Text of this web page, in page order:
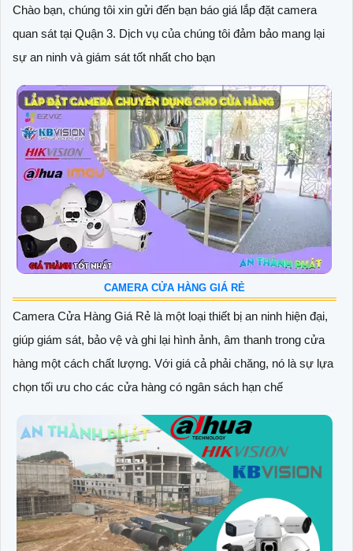
Chào bạn, chúng tôi xin gửi đến bạn báo giá lắp đặt camera
quan sát tại Quận 3. Dịch vụ của chúng tôi đảm bảo mang lại
sự an ninh và giám sát tốt nhất cho bạn
CAMERA CỬA HÀNG GIÁ RẺ
Camera Cửa Hàng Giá Rẻ là một loại thiết bị an ninh hiện đại,
giúp giám sát, bảo vệ và ghi lại hình ảnh, âm thanh trong cửa
hàng một cách chất lượng. Với giá cả phải chăng, nó là sự lựa
chọn tối ưu cho các cửa hàng có ngân sách hạn chế